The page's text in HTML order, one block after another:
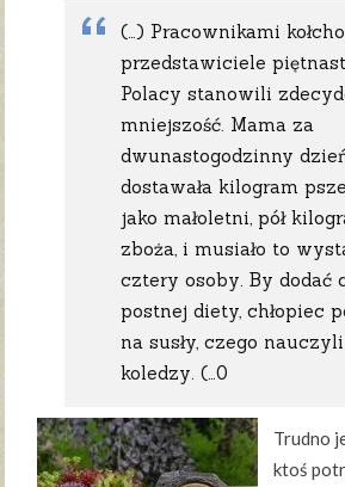
(…) Pracownikami
przedstawiciele
Polacy stanowili
mniejszość. Mama za
dwunastogodzinny
dostawała kilogram
jako małoletni, pół
zboża, i musiało to
cztery osoby. By dodać
postnej diety, chłopiec
na susły, czego
koledzy. (…0
Trudno
ktoś